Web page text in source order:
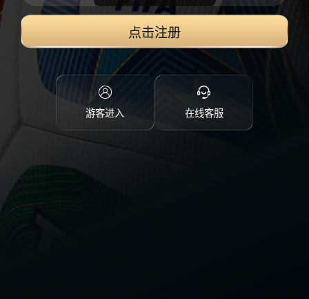
点击注册
游客进入 在线客服